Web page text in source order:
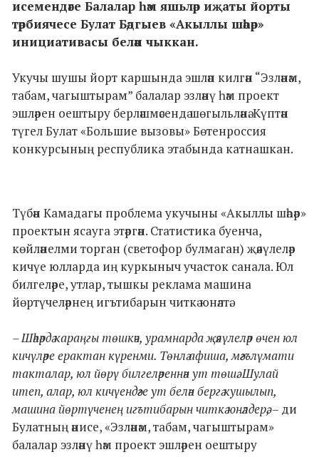
исемендәге Балалар һәм яшьләр иҗаты йорты
тәрбиячесе Булат Бәдгыев «Акыллы шәһәр»
инициативасы белән чыккан.
Укучы шушы йорт каршында эшләп килгән “Эзләнәм,
табам, чагыштырам” балалар эзләнү һәм проект
эшләрен оештыру берләшмәсендә шөгыльләнә. Күптән
түгел Булат «Большие вызовы» Бөтенроссия
конкурсының республика этабында катнашкан.
Түбән Камадагы проблема укучыны «Акыллы шәһәр»
проектын ясауга этәргән. Статистика буенча,
көйләнелми торган (светофор булмаган) җәяүлеләр
кичүе юлларда иң куркыныч участок санала. Юл
билгеләре, утлар, тышкы реклама машина
йөртүчеләрнең игътибарын читкә юнәлтә.
– Шәһәрдә караңгы төшкәч, урамнарда җәяүлеләр өчен юл
кичүләре ерактан күренми. Төнлә афиша, мәгълүмати
такталар, юл йөрү билгеләреннән ут төшә. Шулай
итеп, алар, юл кичүендәге ут белән бергә кушылып,
машина йөртүченең игътибарын читкә юнәлдерә,– ди
Булатның әнисе, «Эзләнәм, табам, чагыштырам»
балалар эзләнү һәм проект эшләрен оештыру